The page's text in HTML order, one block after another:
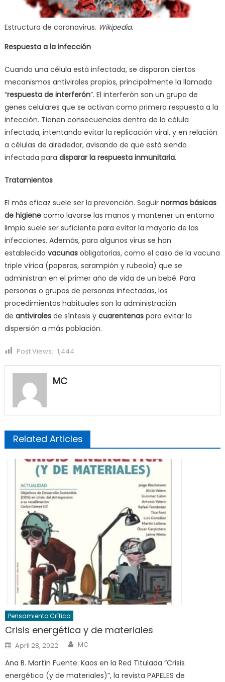
Estructura de coronavirus. Wikipedia.
Respuesta a la infección
Cuando una célula está infectada, se disparan ciertos
mecanismos antivirales propios, principalmente la llamada
“respuesta de interferón”. El interferón son un grupo de
genes celulares que se activan como primera respuesta a la
infección. Tienen consecuencias dentro de la célula
infectada, intentando evitar la replicación viral, y en relación
a células de alrededor, avisando de que está siendo
infectada para disparar la respuesta inmunitaria.
Tratamientos
El más eficaz suele ser la prevención. Seguir normas básicas
de higienecomo lavarse las manos y mantener un entorno
limpio suele ser suficiente para evitar la mayoría de las
infecciones. Además, para algunos virus se han
establecido vacunas obligatorias, como el caso de la vacuna
triple vírica (paperas, sarampión y rubeola) que se
administran en el primer año de vida de un bebé. Para
personas o grupos de personas infectadas, los
procedimientos habituales son la administración
de antivirales de síntesis y cuarentenas para evitar la
dispersión a más población.
Post Views: 1,444
MC
Related Articles
Pensamiento Crítico
Crisis energética y de materiales
Posted
on
April 28, 2022 Author
MC
Ana B. Martín Fuente: Kaos en la Red Titulada “Crisis
energética (y de materiales)”, la revista PAPELES de